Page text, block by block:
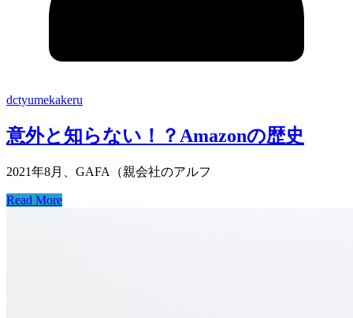
dctyumekakeru
意外と知らない！？Amazonの歴史
2021年8月、GAFA（親会社のアルフ
Read More